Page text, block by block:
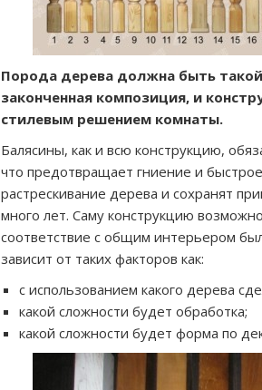
Порода дерева должна быть
законченная композиция, и
стилевым решением комнаты.
Балясины, как и всю конструкцию,
что предотвращает гниение и
растрескивание дерева и сохранят
много лет. Саму конструкцию
соответствие с общим интерьером
зависит от таких факторов как:
с использованием какого дерева
какой сложности будет обработка;
какой сложности будет форма по